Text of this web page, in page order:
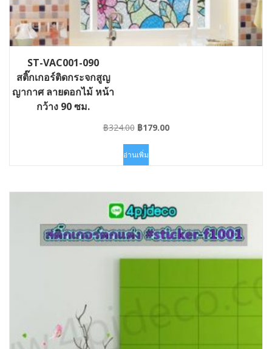
ST-VAC001-090
สติ๊กเกอร์ติดกระจกสูญ
ญากาศ ลายดอกไม้ หน้า
กว้าง 90 ซม.
฿324.00 Original
was:
฿324.00.
฿179.00Current
อ่านเพิ่ม